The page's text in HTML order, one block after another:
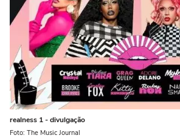
realness 1 - divulgação
Foto: The Music Journal